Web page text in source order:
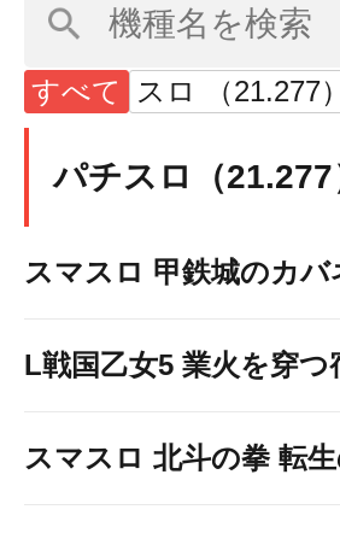
すべて スロ （21.277）
パチスロ（21.277
スマスロ 甲鉄城のカ
L戦国乙女5 業火を穿つ
スマスロ 北斗の拳 転